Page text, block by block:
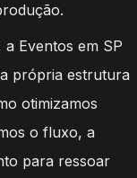
Eventos em SP
própria estrutura
otimizamos
o fluxo, a
para ressoar